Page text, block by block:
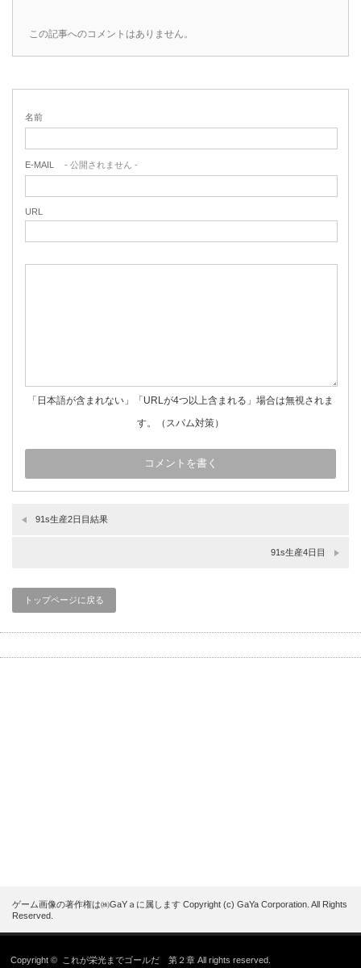
この記事へのコメントはありません。
名前
E-MAIL - 公開されません -
URL
「日本語が含まれない」「URLが4つ以上含まれる」場合は無視されま
す。（スパム対策）
91s生産2日目結果
91s生産4日目
トップページに戻る
ゲーム画像の著作権は㈱GaYａに属します Copyright (c) GaYa Corporation. All Rights
Reserved.
Copyright © これが栄光までゴールだ 第２章 All rights reserved.